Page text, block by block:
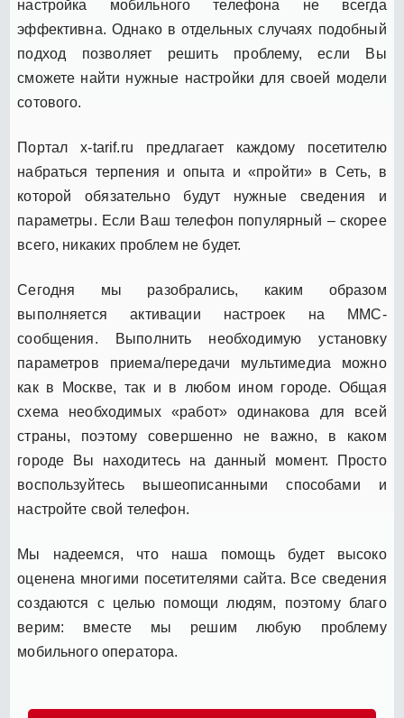
настройка мобильного телефона не всегда
эффективна. Однако в отдельных случаях подобный
подход позволяет решить проблему, если Вы
сможете найти нужные настройки для своей модели
сотового.
Портал x-tarif.ru предлагает каждому посетителю
набраться терпения и опыта и «пройти» в Сеть, в
которой обязательно будут нужные сведения и
параметры. Если Ваш телефон популярный – скорее
всего, никаких проблем не будет.
Сегодня мы разобрались, каким образом
выполняется активации настроек на ММС-
сообщения. Выполнить необходимую установку
параметров приема/передачи мультимедиа можно
как в Москве, так и в любом ином городе. Общая
схема необходимых «работ» одинакова для всей
страны, поэтому совершенно не важно, в каком
городе Вы находитесь на данный момент. Просто
воспользуйтесь вышеописанными способами и
настройте свой телефон.
Мы надеемся, что наша помощь будет высоко
оценена многими посетителями сайта. Все сведения
создаются с целью помощи людям, поэтому благо
верим: вместе мы решим любую проблему
мобильного оператора.